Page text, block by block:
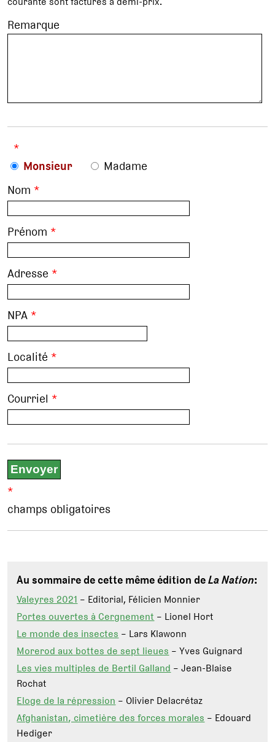
Remarque
*
Monsieur
Madame
Nom *
Prénom *
Adresse *
NPA *
Localité *
Courriel *
*
champs obligatoires
Au sommaire de cette même édition deLa Nation:
Valeyres 2021– Editorial, Félicien Monnier
Portes ouvertes à Cergnement– Lionel Hort
Le monde des insectes– Lars Klawonn
Morerod aux bottes de sept lieues– Yves Guignard
Les vies multiples de Bertil Galland– Jean-Blaise
Rochat
Eloge de la répression– Olivier Delacrétaz
Afghanistan, cimetière des forces morales– Edouard
Hediger